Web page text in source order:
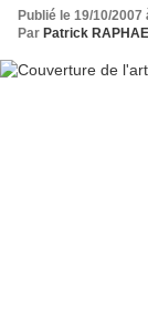
Publié le 19/10/2007
Par Patrick